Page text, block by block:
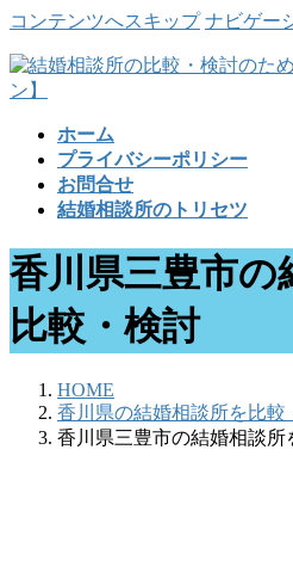
コンテンツへスキップ ナビゲー
ホーム
プライバシーポリシー
お問合せ
結婚相談所のトリセツ
香川県三豊市の
比較・検討
HOME
香川県の結婚相談所を比較
香川県三豊市の結婚相談所